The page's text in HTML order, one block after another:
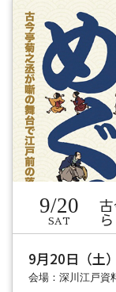
9/20
SAT
9月20日（土
会場：深川江戸資